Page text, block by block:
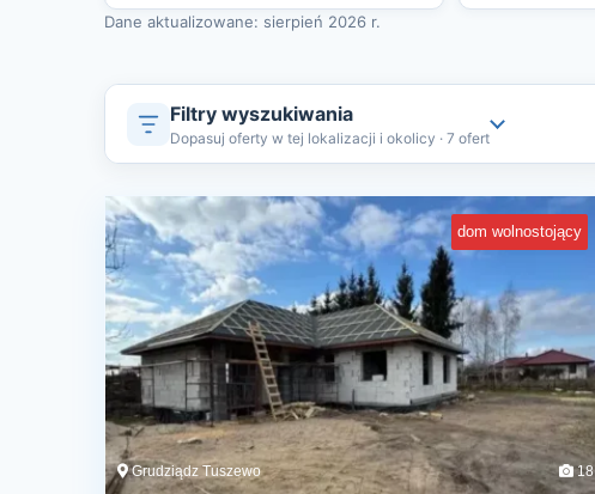
Dane aktualizowane: sierpień 2026 r.
Filtry wyszukiwania
Dopasuj oferty w tej lokalizacji i okolicy · 7 ofert
dom wolnostojący
Grudziądz Tuszewo 18